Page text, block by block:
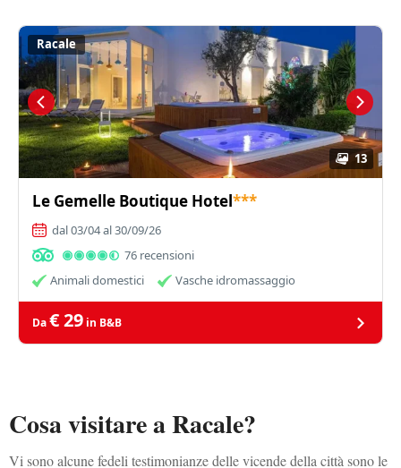
13
Racale
Le Gemelle Boutique Hotel***
dal 03/04 al 30/09/26
76 recensioni
Animali domestici
Vasche idromassaggio
Da€ 29 in B&B
Cosa visitare a Racale?
Vi sono alcune fedeli testimonianze delle vicende della città sono le